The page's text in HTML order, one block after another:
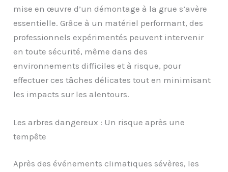
mise en œuvre d’un démontage à la grue s’avère
essentielle. Grâce à un matériel performant, des
professionnels expérimentés peuvent intervenir
en toute sécurité, même dans des
environnements difficiles et à risque, pour
effectuer ces tâches délicates tout en minimisant
les impacts sur les alentours.
Les arbres dangereux : Un risque après une
tempête
Après des événements climatiques sévères, les